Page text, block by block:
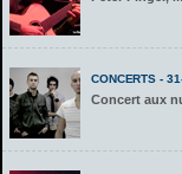
CONCERTS -
Concert aux